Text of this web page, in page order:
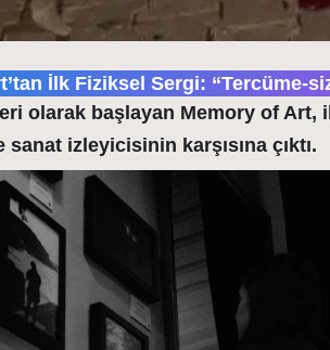
İlk Fiziksel Sergi: “Tercüme-
olarak başlayan Memory of Art,
izleyicisinin karşısına çıktı.